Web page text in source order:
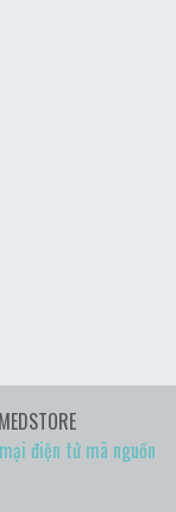
điện tử mã nguồn